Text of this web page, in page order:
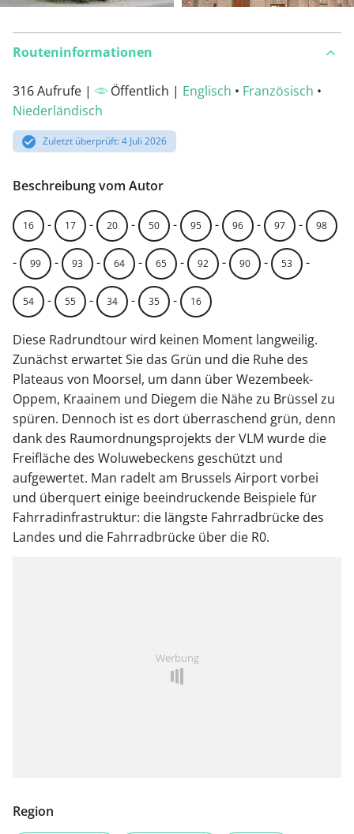
Routeninformationen
316 Aufrufe | Öffentlich | Englisch • Französisch •
Niederländisch
Zuletzt überprüft: 4 Juli 2026
Beschreibung vom Autor
16 - 17 - 20 - 50 - 95 - 96 - 97 - 98
- 99 - 93 - 64 - 65 - 92 - 90 - 53 -
54 - 55 - 34 - 35 - 16
Diese Radrundtour wird keinen Moment langweilig.
Zunächst erwartet Sie das Grün und die Ruhe des
Plateaus von Moorsel, um dann über Wezembeek-
Oppem, Kraainem und Diegem die Nähe zu Brüssel zu
spüren. Dennoch ist es dort überraschend grün, denn
dank des Raumordnungsprojekts der VLM wurde die
Freifläche des Woluwebeckens geschützt und
aufgewertet. Man radelt am Brussels Airport vorbei
und überquert einige beeindruckende Beispiele für
Fahrradinfrastruktur: die längste Fahrradbrücke des
Landes und die Fahrradbrücke über die R0.
Werbung
Region